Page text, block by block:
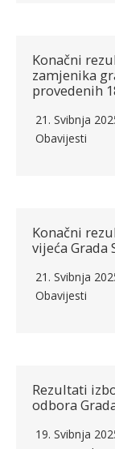
Konačni
zamjenika
provedenih
21. Svibnja
Obavijesti
Konačni
vijeća Grada
21. Svibnja
Obavijesti
Rezultati
odbora
19. Svibnja